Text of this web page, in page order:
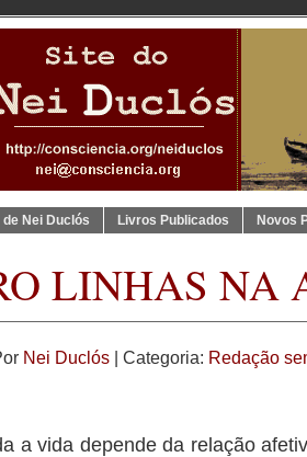
de Nei Duclós Livros Publicados Novos
LINHAS NA
Nei Duclós | Categoria: Redação
a vida depende da relação